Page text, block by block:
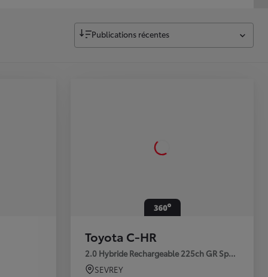
Publications récentes
Toyota C-HR
2.0 Hybride Rechargeable 225ch GR Sport
SEVREY